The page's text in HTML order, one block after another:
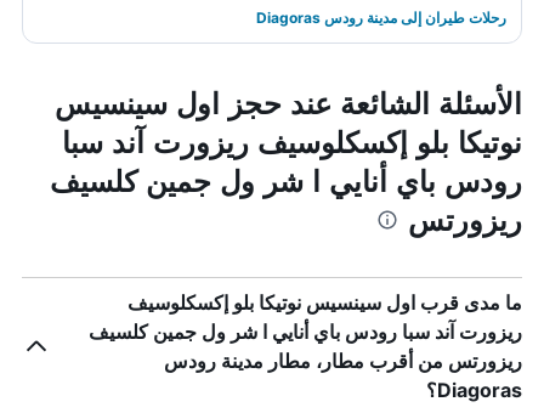
رحلات طيران إلى مدينة رودس Diagoras
الأسئلة الشائعة عند حجز اول سينسيس
نوتيكا بلو إكسكلوسيف ريزورت آند سبا
رودس باي أنايي ا شر ول جمين كلسيف
ريزورتس
ما مدى قرب اول سينسيس نوتيكا بلو إكسكلوسيف
ريزورت آند سبا رودس باي أنايي ا شر ول جمين كلسيف
ريزورتس من أقرب مطار، مطار مدينة رودس
Diagoras؟